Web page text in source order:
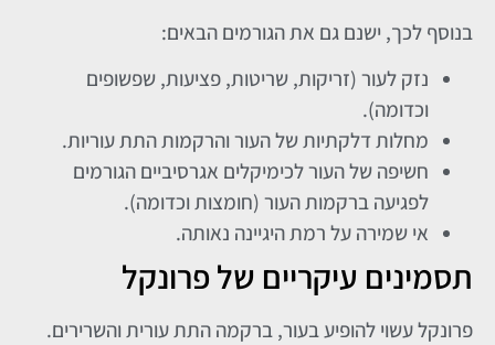
בנוסף לכך, ישנם גם את הגורמים הבאים:
נזק לעור (זריקות, שריטות, פציעות, שפשופים
וכדומה).
מחלות דלקתיות של העור והרקמות התת עוריות.
חשיפה של העור לכימיקלים אגרסיביים הגורמים
לפגיעה ברקמות העור (חומצות וכדומה).
אי שמירה על רמת היגיינה נאותה.
תסמינים עיקריים של פרונקל
פרונקל עשוי להופיע בעור, ברקמה התת עורית והשרירים.